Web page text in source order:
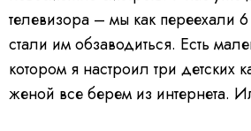
телевизора – мы как переехали
стали им обзаводиться. Есть
котором я настроил три детских
женой все берем из интернета.